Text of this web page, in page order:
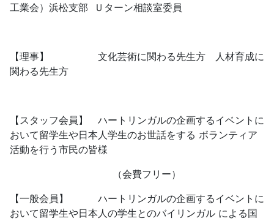
工業会）浜松支部
Ｕターン相談室委員
【理事】 文化芸術に関わる先生方 人材育成に
関わる先生方
【スタッフ会員】 ハートリンガルの企画するイベントに
おいて留学生や日本人学生のお世話をする ボランティア
活動を行う市民の皆様
（会費フリー）
【一般会員】 ハートリンガルの企画するイベントに
おいて留学生や日本人の学生とのバイリンガル による国